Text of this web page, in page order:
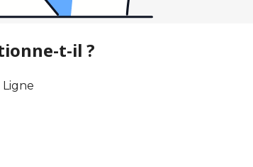
t-il ?